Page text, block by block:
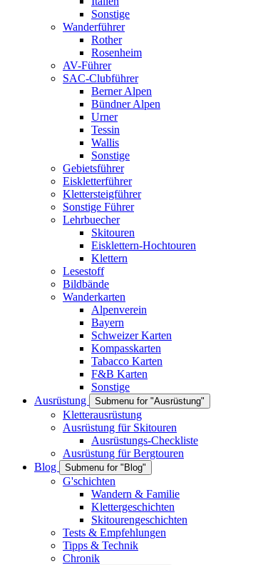
Sonstige
Wanderführer
Rother
Rosenheim
AV-Führer
SAC-Clubführer
Berner Alpen
Bündner Alpen
Urner
Tessin
Wallis
Sonstige
Gebietsführer
Eiskletterführer
Klettersteigführer
Sonstige Führer
Lehrbuecher
Skitouren
Eisklettern-Hochtouren
Klettern
Lesestoff
Bildbände
Wanderkarten
Alpenverein
Bayern
Schweizer Karten
Kompasskarten
Tabacco Karten
F&B Karten
Sonstige
Ausrüstung
Submenu for "Ausrüstung"
Kletterausrüstung
Ausrüstung für Skitouren
Ausrüstungs-Checkliste
Ausrüstung für Bergtouren
Blog
Submenu for "Blog"
G'schichten
Wandern & Familie
Klettergeschichten
Skitourengeschichten
Tests & Empfehlungen
Tipps & Technik
Chronik